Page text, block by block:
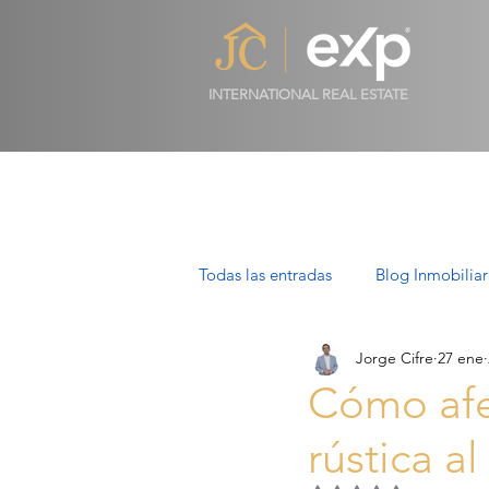
INTERNATIONAL REAL ESTATE
Todas las entradas Blog
Propiedades de Lujo en Mallorca
Villas en Mallorca: Lujo, Estilo
Cómo
rústica
Jorge Cifre 27 ene